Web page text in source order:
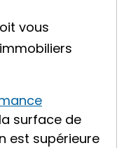
vous
surface de
est supérieure